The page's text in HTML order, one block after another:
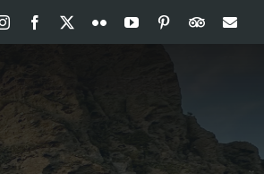
InstagramFacebook FlickrYouTubePinterest